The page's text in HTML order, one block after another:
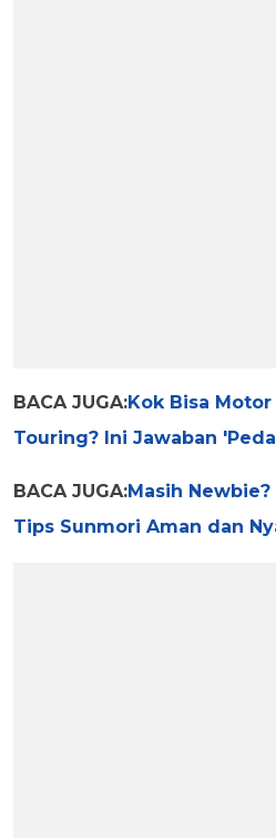
BACA JUGA:Kok Bisa
Touring? Ini Jawaban
BACA JUGA:Masih
Tips Sunmori Aman dan